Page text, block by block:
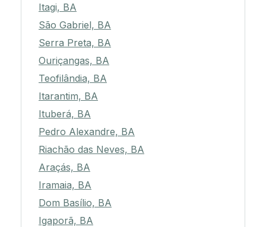
Itagi, BA
São Gabriel, BA
Serra Preta, BA
Ouriçangas, BA
Teofilândia, BA
Itarantim, BA
Ituberá, BA
Pedro Alexandre, BA
Riachão das Neves, BA
Araçás, BA
Iramaia, BA
Dom Basílio, BA
Igaporã, BA